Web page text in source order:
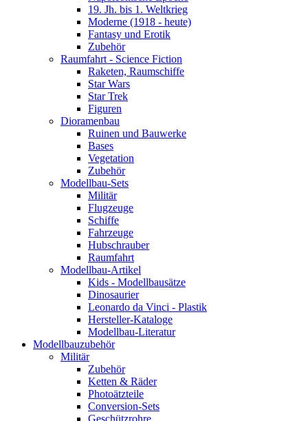
19. Jh. bis 1. Weltkrieg
Moderne (1918 - heute)
Fantasy und Erotik
Zubehör
Raumfahrt - Science Fiction
Raketen, Raumschiffe
Star Wars
Star Trek
Figuren
Dioramenbau
Ruinen und Bauwerke
Bases
Vegetation
Zubehör
Modellbau-Sets
Militär
Flugzeuge
Schiffe
Fahrzeuge
Hubschrauber
Raumfahrt
Modellbau-Artikel
Kids - Modellbausätze
Dinosaurier
Leonardo da Vinci - Plastik
Hersteller-Kataloge
Modellbau-Literatur
Modellbauzubehör
Militär
Zubehör
Ketten & Räder
Photoätzteile
Conversion-Sets
Geschützrohre